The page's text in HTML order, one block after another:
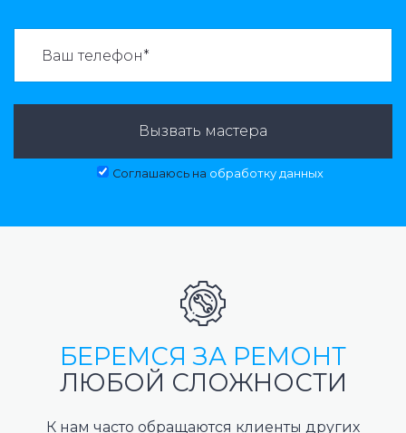
Вызвать мастера
Соглашаюсь на обработку данных
БЕРЕМСЯ ЗА РЕМОНТ
ЛЮБОЙ СЛОЖНОСТИ
К нам часто обращаются клиенты других